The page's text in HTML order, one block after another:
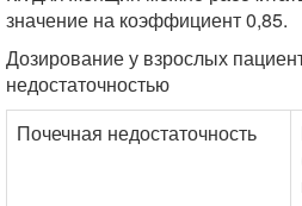
значение на коэффициент 0,85.
Дозирование у взрослых
недостаточностью
Почечная недостаточность